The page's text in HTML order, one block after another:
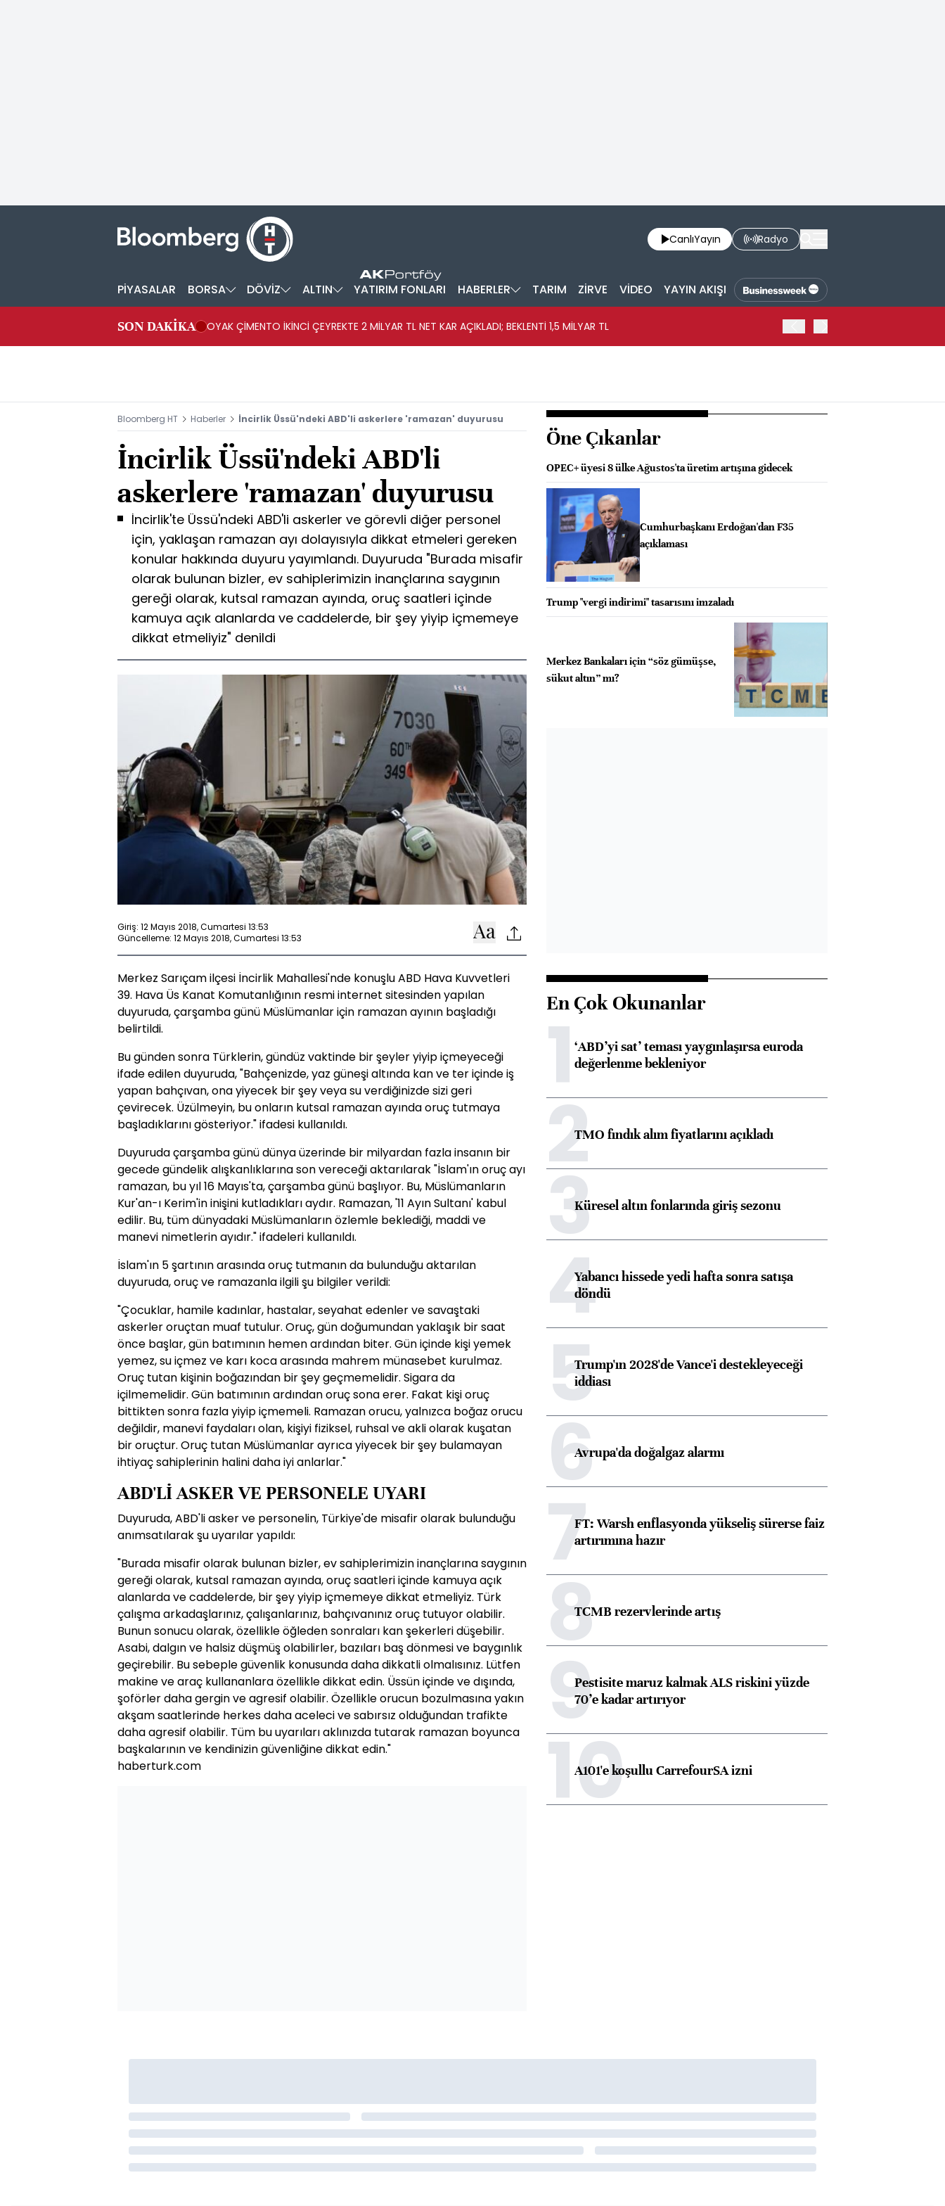
CanlıYayın Radyo
PİYASALAR BORSA DÖVİZ ALTIN YATIRIM FONLARI HABERLER TARIM ZİRVE VİDEO YAYIN AKIŞI
SON DAKİKA OYAK ÇİMENTO İKİNCİ ÇEYREKTE 2 MİLYAR TL NET KAR AÇIKLADI; BEKLENTİ 1,5 MİLYAR TL
Bloomberg HT Haberler İncirlik Üssü'ndeki ABD'li askerlere 'ramazan' duyurusu
İncirlik Üssü'ndeki ABD'li
askerlere 'ramazan' duyurusu
İncirlik'te Üssü'ndeki ABD'li askerler ve görevli diğer personel
için, yaklaşan ramazan ayı dolayısıyla dikkat etmeleri gereken
konular hakkında duyuru yayımlandı. Duyuruda "Burada misafir
olarak bulunan bizler, ev sahiplerimizin inançlarına saygının
gereği olarak, kutsal ramazan ayında, oruç saatleri içinde
kamuya açık alanlarda ve caddelerde, bir şey yiyip içmemeye
dikkat etmeliyiz" denildi
Giriş: 12 Mayıs 2018, Cumartesi 13:53
Güncelleme: 12 Mayıs 2018, Cumartesi 13:53
Merkez Sarıçam ilçesi İncirlik Mahallesi'nde konuşlu ABD Hava Kuvvetleri
39. Hava Üs Kanat Komutanlığının resmi internet sitesinden yapılan
duyuruda, çarşamba günü Müslümanlar için ramazan ayının başladığı
belirtildi.
Bu günden sonra Türklerin, gündüz vaktinde bir şeyler yiyip içmeyeceği
ifade edilen duyuruda, "Bahçenizde, yaz güneşi altında kan ve ter içinde iş
yapan bahçıvan, ona yiyecek bir şey veya su verdiğinizde sizi geri
çevirecek. Üzülmeyin, bu onların kutsal ramazan ayında oruç tutmaya
başladıklarını gösteriyor." ifadesi kullanıldı.
Duyuruda çarşamba günü dünya üzerinde bir milyardan fazla insanın bir
gecede gündelik alışkanlıklarına son vereceği aktarılarak "İslam'ın oruç ayı
ramazan, bu yıl 16 Mayıs'ta, çarşamba günü başlıyor. Bu, Müslümanların
Kur'an-ı Kerim'in inişini kutladıkları aydır. Ramazan, '11 Ayın Sultanı' kabul
edilir. Bu, tüm dünyadaki Müslümanların özlemle beklediği, maddi ve
manevi nimetlerin ayıdır." ifadeleri kullanıldı.
İslam'ın 5 şartının arasında oruç tutmanın da bulunduğu aktarılan
duyuruda, oruç ve ramazanla ilgili şu bilgiler verildi:
"Çocuklar, hamile kadınlar, hastalar, seyahat edenler ve savaştaki
askerler oruçtan muaf tutulur. Oruç, gün doğumundan yaklaşık bir saat
önce başlar, gün batımının hemen ardından biter. Gün içinde kişi yemek
yemez, su içmez ve karı koca arasında mahrem münasebet kurulmaz.
Oruç tutan kişinin boğazından bir şey geçmemelidir. Sigara da
içilmemelidir. Gün batımının ardından oruç sona erer. Fakat kişi oruç
bittikten sonra fazla yiyip içmemeli. Ramazan orucu, yalnızca boğaz orucu
değildir, manevi faydaları olan, kişiyi fiziksel, ruhsal ve akli olarak kuşatan
bir oruçtur. Oruç tutan Müslümanlar ayrıca yiyecek bir şey bulamayan
ihtiyaç sahiplerinin halini daha iyi anlarlar."
ABD'Lİ ASKER VE PERSONELE UYARI
Duyuruda, ABD'li asker ve personelin, Türkiye'de misafir olarak bulunduğu
anımsatılarak şu uyarılar yapıldı:
"Burada misafir olarak bulunan bizler, ev sahiplerimizin inançlarına saygının
gereği olarak, kutsal ramazan ayında, oruç saatleri içinde kamuya açık
alanlarda ve caddelerde, bir şey yiyip içmemeye dikkat etmeliyiz. Türk
çalışma arkadaşlarınız, çalışanlarınız, bahçıvanınız oruç tutuyor olabilir.
Bunun sonucu olarak, özellikle öğleden sonraları kan şekerleri düşebilir.
Asabi, dalgın ve halsiz düşmüş olabilirler, bazıları baş dönmesi ve baygınlık
geçirebilir. Bu sebeple güvenlik konusunda daha dikkatli olmalısınız. Lütfen
makine ve araç kullananlara özellikle dikkat edin. Üssün içinde ve dışında,
şoförler daha gergin ve agresif olabilir. Özellikle orucun bozulmasına yakın
akşam saatlerinde herkes daha aceleci ve sabırsız olduğundan trafikte
daha agresif olabilir. Tüm bu uyarıları aklınızda tutarak ramazan boyunca
başkalarının ve kendinizin güvenliğine dikkat edin."
haberturk.com
Öne Çıkanlar
OPEC+ üyesi 8 ülke Ağustos'ta üretim artışına gidecek
Cumhurbaşkanı Erdoğan'dan F35
açıklaması
Trump "vergi indirimi" tasarısını imzaladı
Merkez Bankaları için “söz gümüşse,
sükut altın” mı?
En Çok Okunanlar
1‘ABD’yi sat’ teması yaygınlaşırsa euroda
değerlenme bekleniyor
2TMO fındık alım fiyatlarını açıkladı
3Küresel altın fonlarında giriş sezonu
4Yabancı hissede yedi hafta sonra satışa
döndü
5Trump'ın 2028'de Vance'i destekleyeceği
iddiası
6Avrupa'da doğalgaz alarmı
7FT: Warsh enflasyonda yükseliş sürerse faiz
artırımına hazır
8TCMB rezervlerinde artış
9Pestisite maruz kalmak ALS riskini yüzde
70’e kadar artırıyor
10
A101'e koşullu CarrefourSA izni